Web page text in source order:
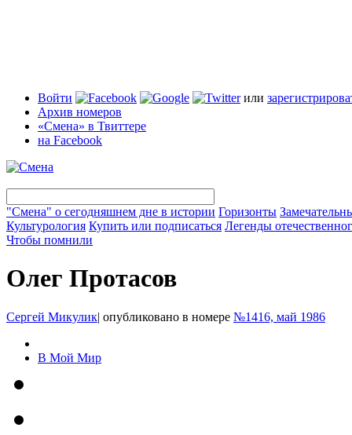
Войти или
Архив номеров
«Смена» в Твиттере
на Facebook
"Смена" о сегодняшнем дне в истории Горизонты
Культурология Купить или подписаться Легенды
Чтобы помнили
Олег Протасов
Сергей Микулик| опубликовано в номере №1416, май 1986
В Мой Мир